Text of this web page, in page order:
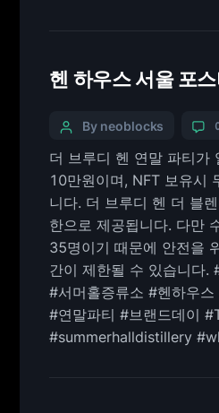
헨 하우스 서울 포
By neoblocks
더 브루디 헨 연말 파티가
10만원이며, NFT 보유시
니다. 더 브루디 헨 더 블
한으로 제공됩니다. 다만
35명이기 때문에 안전을
간이 제한될 수 있습니다.
#서머홀증류소 #헨하우
#연말파티 #브랜드데이
#summerhalldistillery